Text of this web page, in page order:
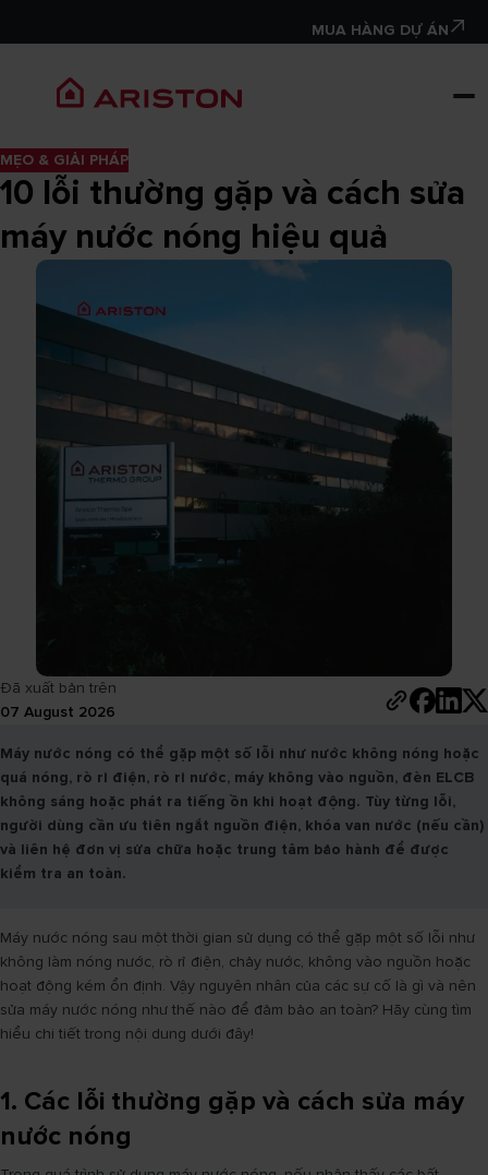
MUA HÀNG DỰ ÁN
MẸO & GIẢI PHÁP
10 lỗi thường gặp và cách sửa
máy nước nóng hiệu quả
Đã xuất bản trên
07 August 2026
Máy nước nóng có thể gặp một số lỗi như nước không nóng hoặc
quá nóng, rò rỉ điện, rò rỉ nước, máy không vào nguồn, đèn ELCB
không sáng hoặc phát ra tiếng ồn khi hoạt động. Tùy từng lỗi,
người dùng cần ưu tiên ngắt nguồn điện, khóa van nước (nếu cần)
và liên hệ đơn vị sửa chữa hoặc trung tâm bảo hành để được
kiểm tra an toàn.
Máy nước nóng sau một thời gian sử dụng có thể gặp một số lỗi như
không làm nóng nước, rò rỉ điện, chảy nước, không vào nguồn hoặc
hoạt động kém ổn định. Vậy nguyên nhân của các sự cố là gì và nên
sửa máy nước nóng như thế nào để đảm bảo an toàn? Hãy cùng tìm
hiểu chi tiết trong nội dung dưới đây!
1. Các lỗi thường gặp và cách sửa máy
nước nóng